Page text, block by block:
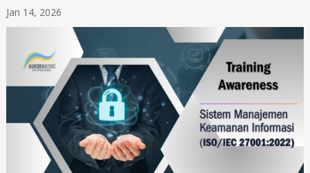
Jan 14, 2026